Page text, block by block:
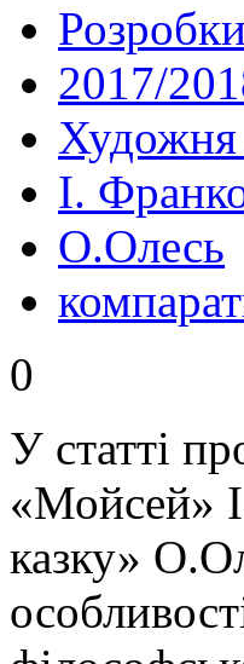
2017/
Художня
І.
О.Олесь
0
У статті
«Мойсей»
казку»